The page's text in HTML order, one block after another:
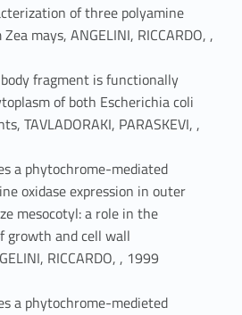
of three polyamine
mays, ANGELINI, RICCARDO, ,
fragment is functionally
of both Escherichia coli
TAVLADORAKI, PARASKEVI, ,
a phytochrome-mediated
oxidase expression in outer
mesocotyl: a role in the
growth and cell wall
RICCARDO, , 1999
a phytochrome-medieted